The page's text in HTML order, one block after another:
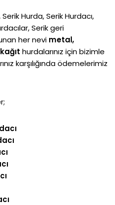
Hurda, Serik Hurdacı,
Serik geri
her nevi metal,
hurdalarınız için bizimle
karşılığında ödemelerimiz